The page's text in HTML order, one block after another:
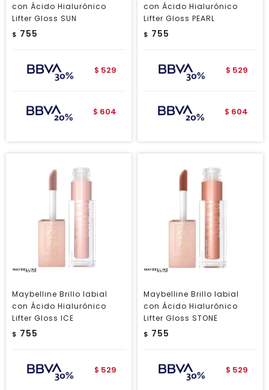
con Ácido Hialurónico
Lifter Gloss SUN
$ 755
$ 529
$ 604
con Ácido Hialurónico
Lifter Gloss PEARL
$ 755
$ 529
$ 604
Maybelline Brillo labial
con Ácido Hialurónico
Lifter Gloss ICE
$ 755
$ 529
Maybelline Brillo labial
con Ácido Hialurónico
Lifter Gloss STONE
$ 755
$ 529